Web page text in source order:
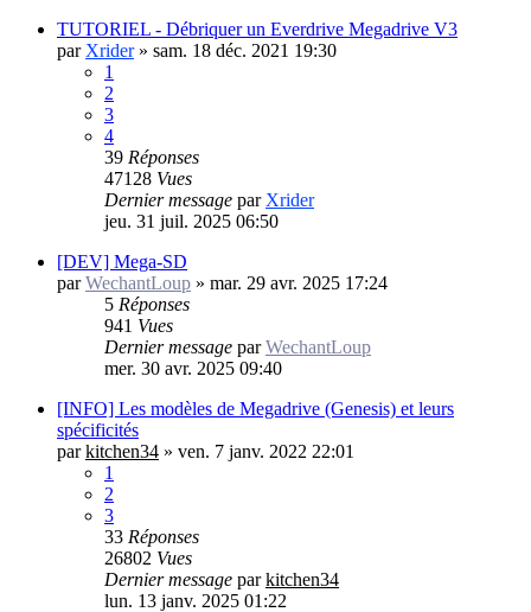
TUTORIEL - Débriquer un Everdrive Megadrive V3
par Xrider» sam. 18 déc. 2021 19:30
1
2
3
4
39 Réponses
47128 Vues
Dernier message par Xrider
jeu. 31 juil. 2025 06:50
[DEV] Mega-SD
parWechantLoup » mar. 29 avr. 2025 17:24
5 Réponses
941 Vues
Dernier message parWechantLoup
mer. 30 avr. 2025 09:40
[INFO] Les modèles de Megadrive (Genesis) et leurs
spécificités
parkitchen34 » ven. 7 janv. 2022 22:01
1
2
3
33 Réponses
26802 Vues
Dernier message parkitchen34
lun. 13 janv. 2025 01:22